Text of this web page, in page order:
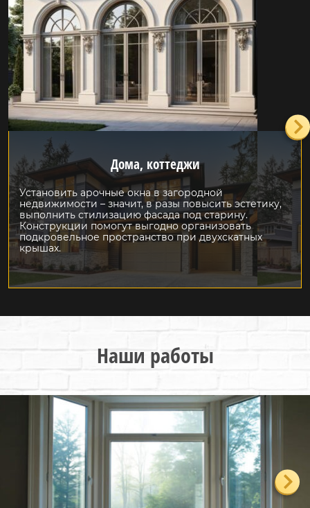
Дома, коттеджи
Установить арочные окна в загородной
недвижимости – значит, в разы повысить эстетику,
выполнить стилизацию фасада под старину.
Конструкции помогут выгодно организовать
подкровельное пространство при двухскатных
крышах.
Наши работы